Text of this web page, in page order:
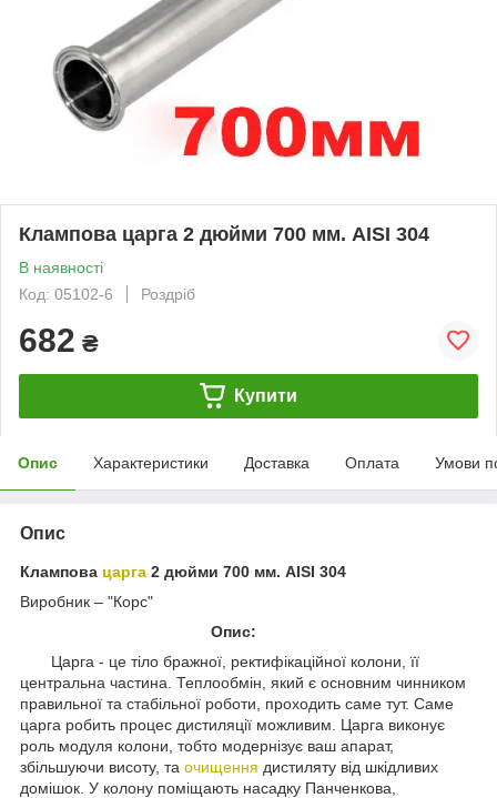
Клампова царга 2 дюйми 700 мм. AISI 304
В наявності
Код: 05102-6
Роздріб
682 ₴
Купити
Опис Характеристики Доставка Оплата Умови
Опис
Клампова царга 2 дюйми 700 мм. AISI 304
Виробник – "Корс"
Опис:
Царга - це тіло бражної, ректифікаційної колони, її
центральна частина. Теплообмін, який є основним чинником
правильної та стабільної роботи, проходить саме тут. Саме
царга робить процес дистиляції можливим. Царга виконує
роль модуля колони, тобто модернізує ваш апарат,
збільшуючи висоту, та очищення дистиляту від шкідливих
домішок. У колону поміщають насадку Панченкова,